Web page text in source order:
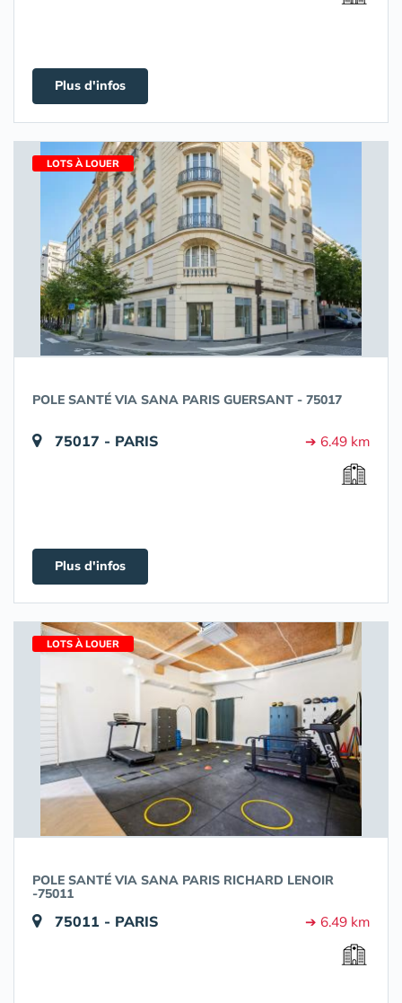
Plus d'infos
LOTS À LOUER
POLE SANTÉ VIA SANA PARIS GUERSANT - 75017
75017 - PARIS ➔ 6.49 km
Plus d'infos
LOTS À LOUER
POLE SANTÉ VIA SANA PARIS RICHARD LENOIR
-75011
75011 - PARIS ➔ 6.49 km